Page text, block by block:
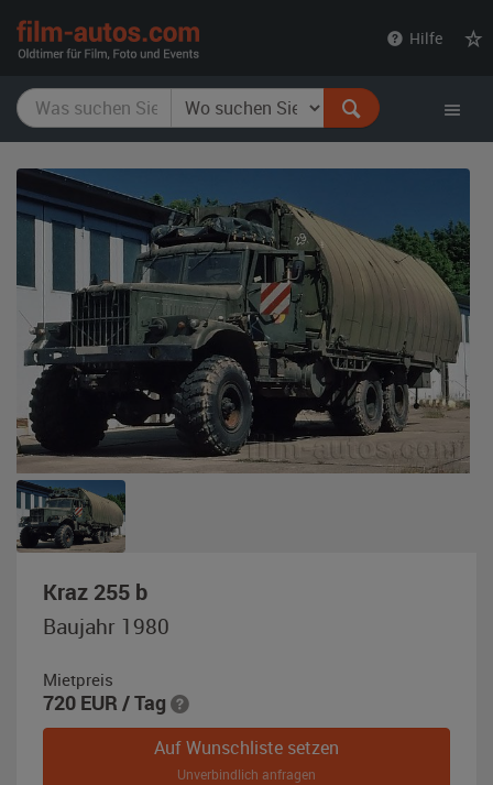
Hilfe
Kraz 255 b,
Baujahr
1980,
grün
Baujahr 1980
Mietpreis
720 EUR / Tag
Auf Wunschliste setzen
Unverbindlich anfragen